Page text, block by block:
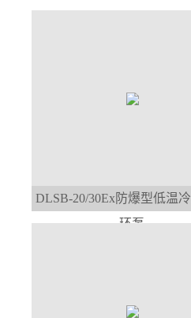
DLSB-20/30Ex防爆型低温
环泵